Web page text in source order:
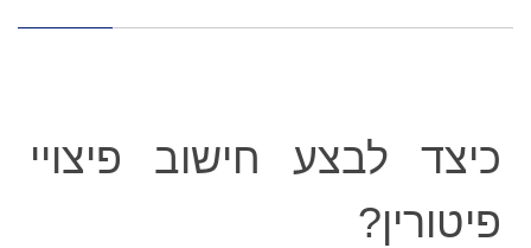
כיצד לבצע חישוב פיצויי
פיטורין?